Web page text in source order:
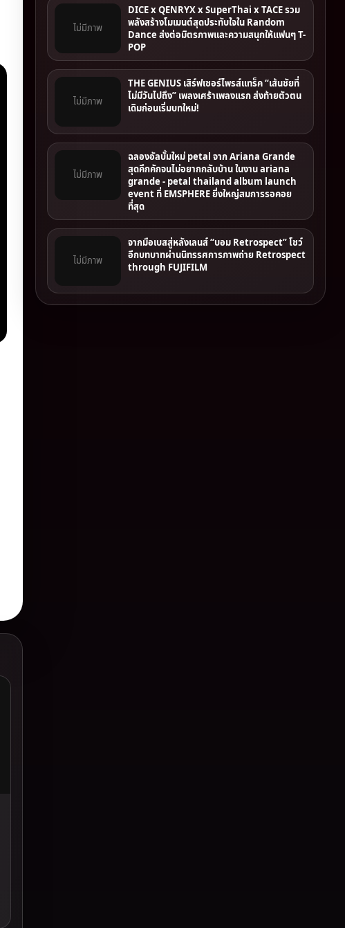
ไม่มีภาพ
DICE x QENRYX x SuperThai x TACE รวม
พลังสร้างโมเมนต์สุดประทับใจใน Random
Dance ส่งต่อมิตรภาพและความสนุกให้แฟนๆ T-
POP
ไม่มีภาพ
THE GENIUS เสิร์ฟเซอร์ไพรส์แทร็ค “เส้นชัยที่
ไม่มีวันไปถึง” เพลงเศร้าเพลงแรก ส่งท้ายตัวตน
เดิมก่อนเริ่มบทใหม่!
ไม่มีภาพ
ฉลองอัลบั้มใหม่ petal จาก Ariana Grande
สุดคึกคักจนไม่อยากกลับบ้าน ในงาน ariana
grande - petal thailand album launch
event ที่ EMSPHERE ยิ่งใหญ่สมการรอคอย
ที่สุด
ไม่มีภาพ
จากมือเบสสู่หลังเลนส์ “บอม Retrospect” โชว์
อีกบทบาทผ่านนิทรรศการภาพถ่าย Retrospect
through FUJIFILM